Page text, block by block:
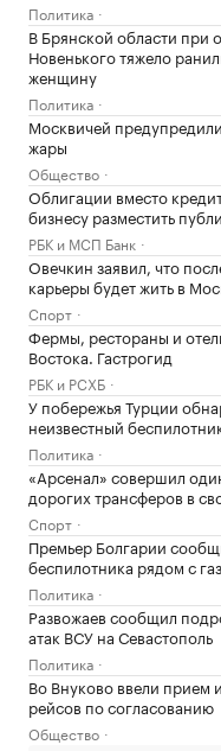
Политика
В Брянской области при
Новенького тяжело
женщину
Политика
Москвичей
жары
Общество
Облигации вместо
бизнесу разместить
РБК и МСП Банк
Овечкин заявил, что
карьеры будет жить в
Спорт
Фермы, рестораны и
Востока. Гастрогид
РБК и РСХБ
У побережья Турции
неизвестный
Политика
«Арсенал» совершил
дорогих трансферов в
Спорт
Премьер Болгарии
беспилотника рядом с
Политика
Развожаев сообщил
атак ВСУ на Севастополь
Политика
Во Внуково ввели прием
рейсов по согласованию
Общество